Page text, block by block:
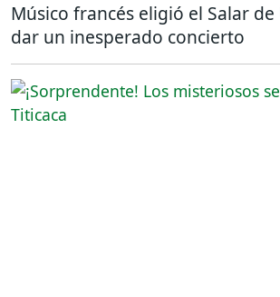
Músico francés eligió el Salar
dar un inesperado concierto